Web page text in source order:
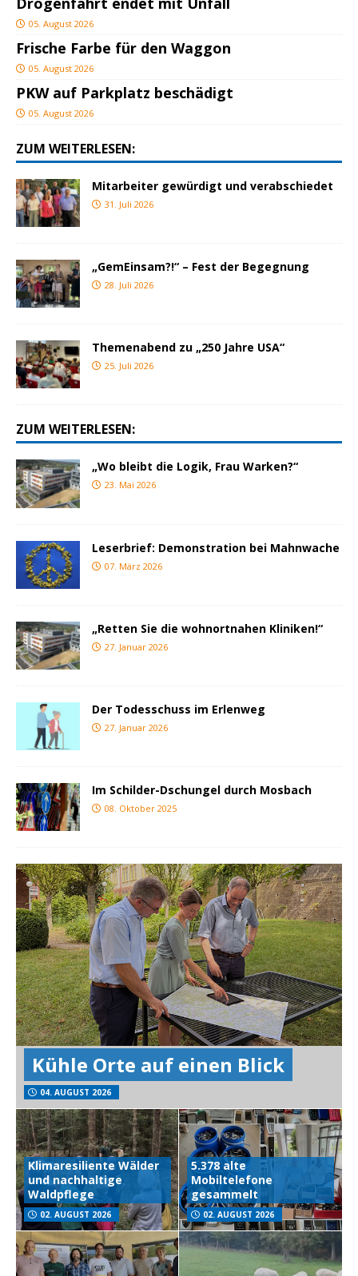
05. August 2026
Frische Farbe für den Waggon
05. August 2026
PKW auf Parkplatz beschädigt
05. August 2026
ZUM WEITERLESEN:
Mitarbeiter gewürdigt und verabschiedet
31. Juli 2026
„GemEinsam?!“ – Fest der Begegnung
28. Juli 2026
Themenabend zu „250 Jahre USA“
25. Juli 2026
ZUM WEITERLESEN:
„Wo bleibt die Logik, Frau Warken?“
23. Mai 2026
Leserbrief: Demonstration bei Mahnwache
07. März 2026
„Retten Sie die wohnortnahen Kliniken!“
27. Januar 2026
Der Todesschuss im Erlenweg
27. Januar 2026
Im Schilder-Dschungel durch Mosbach
08. Oktober 2025
Kühle Orte auf einen Blick
04. AUGUST 2026
Klimaresiliente Wälder
und nachhaltige
Waldpflege
02. AUGUST 2026
5.378 alte
Mobiltelefone
gesammelt
02. AUGUST 2026